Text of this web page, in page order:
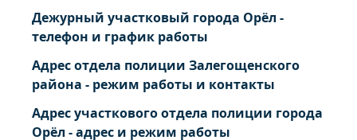
Дежурный участковый города Орёл -
телефон и график работы
Адрес отдела полиции Залегощенского
района - режим работы и контакты
Адрес участкового отдела полиции города
Орёл - адрес и режим работы